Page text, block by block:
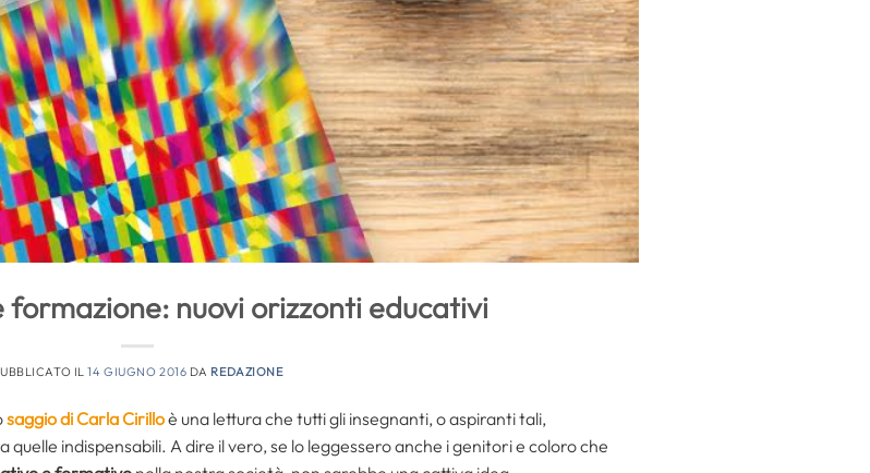
formazione: nuovi orizzonti educativi
IL14 GIUGNO 2016 DA REDAZIONE
saggio di Carla Cirilloè una lettura che tutti gli insegnanti, o aspiranti tali,
indispensabili. A dire il vero, se lo leggessero anche i genitori e coloro che